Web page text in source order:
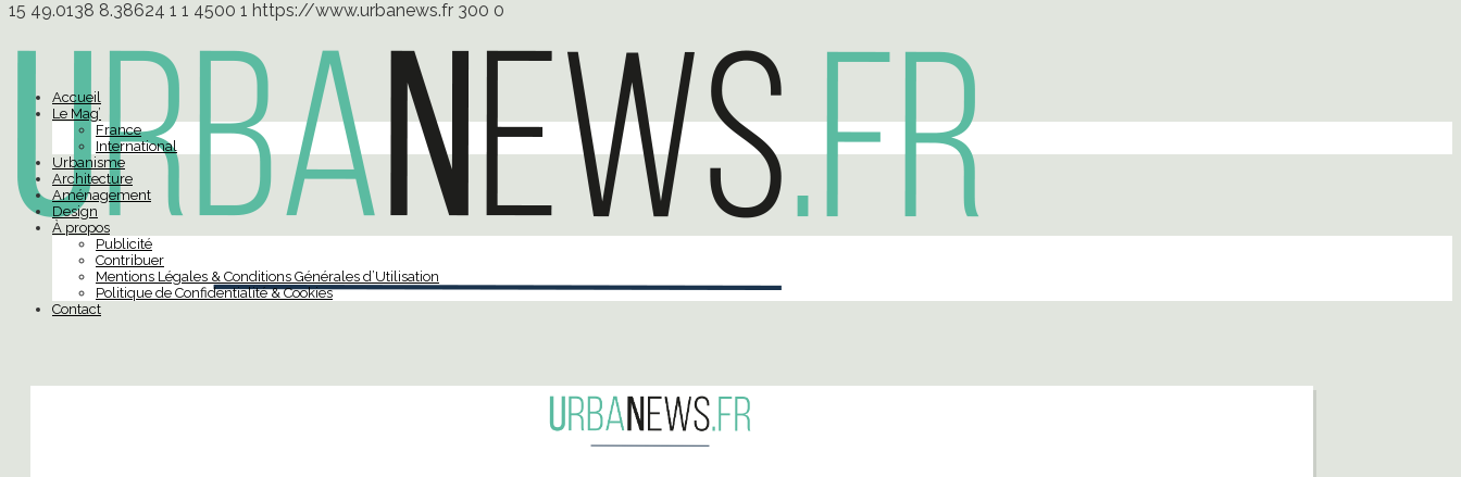
15 49.0138 8.38624 1 1 4500 1 https://www.urbanews.fr 300 0
Accueil
Le Mag’
France
International
Urbanisme
Architecture
Aménagement
Design
À propos
Publicité
Contribuer
Mentions Légales & Conditions Générales d’Utilisation
Politique de Confidentialité & Cookies
Contact